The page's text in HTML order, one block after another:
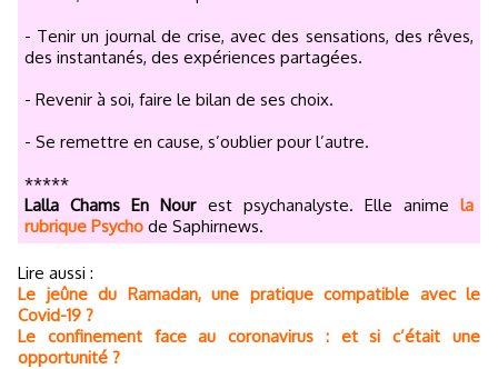
- Tenir un journal de crise, avec des sensations, des rêves,
des instantanés, des expériences partagées.
- Revenir à soi, faire le bilan de ses choix.
- Se remettre en cause, s’oublier pour l’autre.
*****
Lalla Chams En Nourest psychanalyste. Elle anime la
rubrique Psycho de Saphirnews.
Lire aussi :
Le jeûne du Ramadan, une pratique compatible avec le
Covid-19 ?
Le confinement face au coronavirus : et si c’était une
opportunité ?